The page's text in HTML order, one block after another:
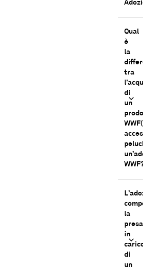
Qual
è
la
tra
di
un
la
presa
in
di
un